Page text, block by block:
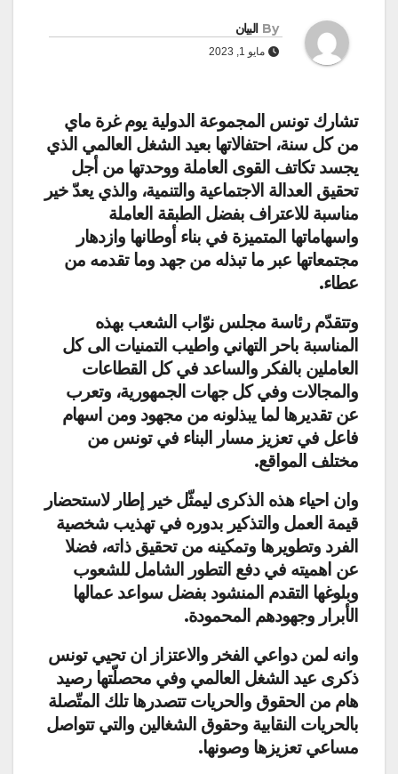
By البيان
مايو 1, 2023
تشارك تونس المجموعة الدولية يوم غرة ماي
من كل سنة، احتفالاتها بعيد الشغل العالمي الذي
يجسد تكاتف القوى العاملة ووحدتها من أجل
تحقيق العدالة الاجتماعية والتنمية، والذي يعدّ خير
مناسبة للاعتراف بفضل الطبقة العاملة
واسهاماتها المتميزة في بناء أوطانها وازدهار
مجتمعاتها عبر ما تبذله من جهد وما تقدمه من
عطاء.
وتتقدّم رئاسة مجلس نوّاب الشعب بهذه
المناسبة باحر التهاني واطيب التمنيات الى كل
العاملين بالفكر والساعد في كل القطاعات
والمجالات وفي كل جهات الجمهورية، وتعرب
عن تقديرها لما يبذلونه من مجهود ومن اسهام
فاعل في تعزيز مسار البناء في تونس من
مختلف المواقع.
وان احياء هذه الذكرى ليمثّل خير إطار لاستحضار
قيمة العمل والتذكير بدوره في تهذيب شخصية
الفرد وتطويرها وتمكينه من تحقيق ذاته، فضلا
عن اهميته في دفع التطور الشامل للشعوب
وبلوغها التقدم المنشود بفضل سواعد عمالها
الأبرار وجهودهم المحمودة.
وانه لمن دواعي الفخر والاعتزاز ان تحيي تونس
ذكرى عيد الشغل العالمي وفي محصلّتها رصيد
هام من الحقوق والحريات تتصدرها تلك المتّصلة
بالحريات النقابية وحقوق الشغالين والتي تتواصل
مساعي تعزيزها وصونها.